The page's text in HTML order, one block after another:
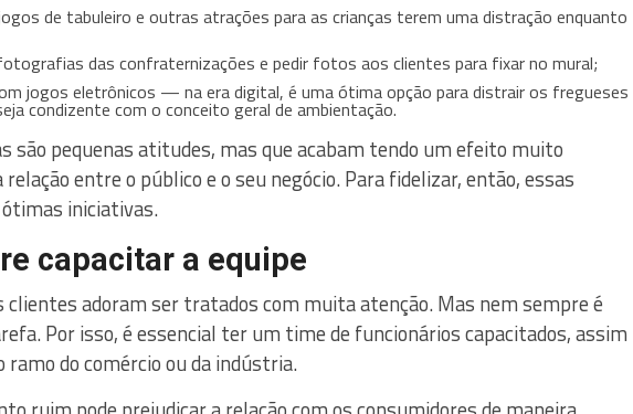
de tabuleiro e outras atrações para as crianças terem uma distração enquanto
das confraternizações e pedir fotos aos clientes para fixar no mural;
jogos eletrônicos — na era digital, é uma ótima opção para distrair os fregueses
condizente com o conceito geral de ambientação.
são pequenas atitudes, mas que acabam tendo um efeito muito
entre o público e o seu negócio. Para fidelizar, então, essas
iniciativas.
capacitar a equipe
clientes adoram ser tratados com muita atenção. Mas nem sempre é
Por isso, é essencial ter um time de funcionários capacitados, assim
do comércio ou da indústria.